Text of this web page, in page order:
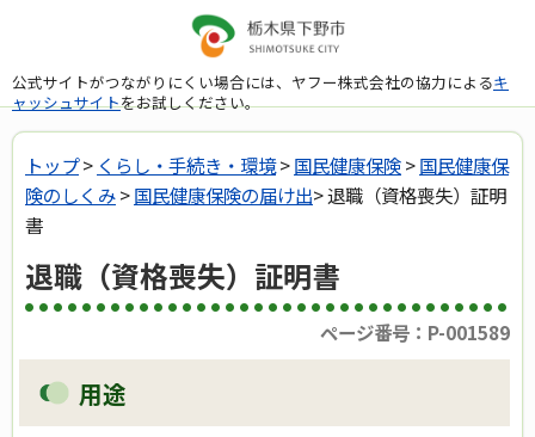
公式サイトがつながりにくい場合には、ヤフー株式会社の協力によるキ
ャッシュサイトをお試しください。
トップ> くらし・手続き・環境>国民健康保険>国民健康保
険のしくみ>国民健康保険の届け出> 退職（資格喪失）証明
書
退職（資格喪失）証明書
ページ番号：P-001589
用途